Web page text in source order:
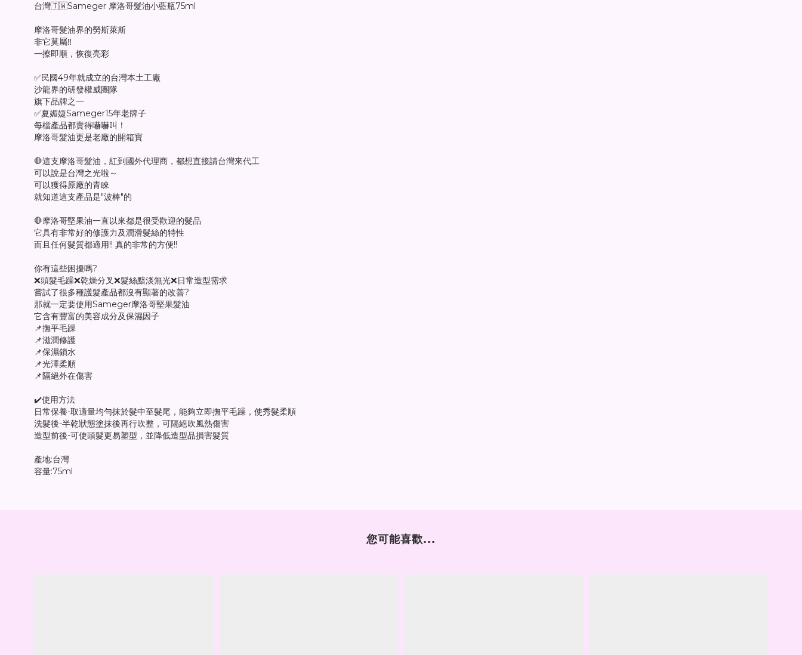
台灣🇹🇼Sameger 摩洛哥髮油小藍瓶75ml
摩洛哥髮油界的勞斯萊斯
非它莫屬‼️
一擦即順，恢復亮彩
✅民國49年就成立的台灣本土工廠
沙龍界的研發權威團隊
旗下品牌之一
✅夏媚婕Sameger15年老牌子
每檔產品都賣得嚇嚇叫！
摩洛哥髮油更是老廠的開箱寶
🛑這支摩洛哥髮油，紅到國外代理商，都想直接請台灣來代工
可以說是台灣之光啦～
可以獲得原廠的青睞
就知道這支產品是"波棒"的
🛑摩洛哥堅果油一直以來都是很受歡迎的髮品
它具有非常好的修護力及潤滑髮絲的特性
而且任何髮質都適用!! 真的非常的方便!!
你有這些困擾嗎?
❌頭髮毛躁❌乾燥分叉❌髮絲黯淡無光❌日常造型需求
嘗試了很多種護髮產品都沒有顯著的改善?
那就一定要使用Sameger摩洛哥堅果髮油
它含有豐富的美容成分及保濕因子
📌撫平毛躁
📌滋潤修護
📌保濕鎖水
📌光澤柔順
📌隔絕外在傷害
✔️使用方法
日常保養-取適量均勻抹於髮中至髮尾，能夠立即撫平毛躁，使秀髮柔順
洗髮後-半乾狀態塗抹後再行吹整，可隔絕吹風熱傷害
造型前後-可使頭髮更易塑型，並降低造型品損害髮質
產地:台灣
容量:75ml
您可能喜歡...